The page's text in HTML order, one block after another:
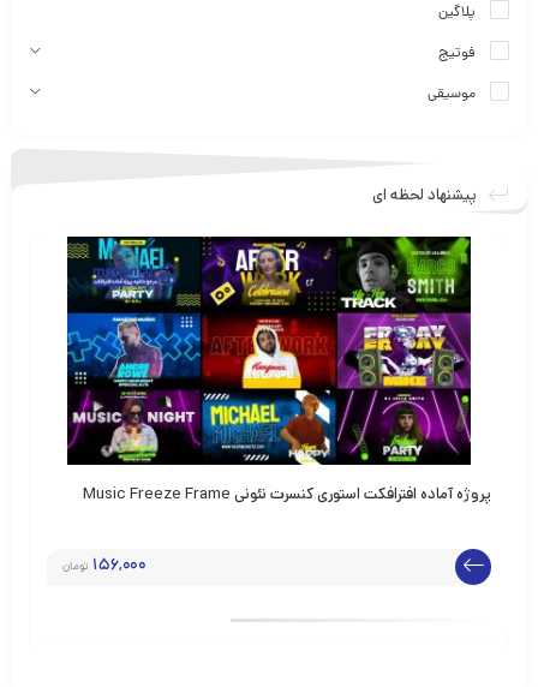
پلاگین
فوتیج
موسیقی
پیشنهاد لحظه ای
پروژه آماده افترافکت استوری کنسرت نئونی Music Freeze Frame
156,000 تومان